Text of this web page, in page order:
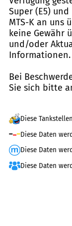
Super (E5)
MTS-K an uns
keine Gewähr
und/oder
Informationen.
Bei
Sie sich bitte
Diese
Diese Daten
Diese Daten
Diese Daten